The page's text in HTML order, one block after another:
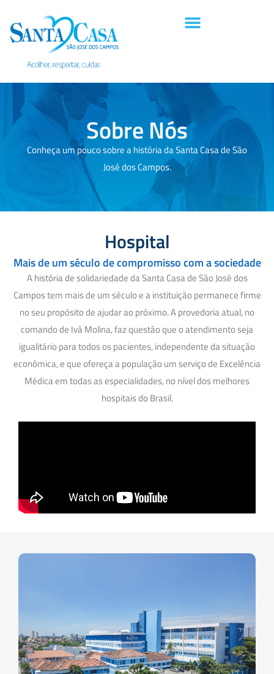
Sobre Nós
Conheça um pouco sobre a história da Santa Casa de São
José dos Campos.
Hospital
Mais de um século de compromisso com a sociedade
A história de solidariedade da Santa Casa de São José dos
Campos tem mais de um século e a instituição permanece firme
no seu propósito de ajudar ao próximo. A provedoria atual, no
comando de Ivã Molina, faz questão que o atendimento seja
igualitário para todos os pacientes, independente da situação
econômica, e que ofereça a população um serviço de Excelência
Médica em todas as especialidades, no nível dos melhores
hospitais do Brasil.